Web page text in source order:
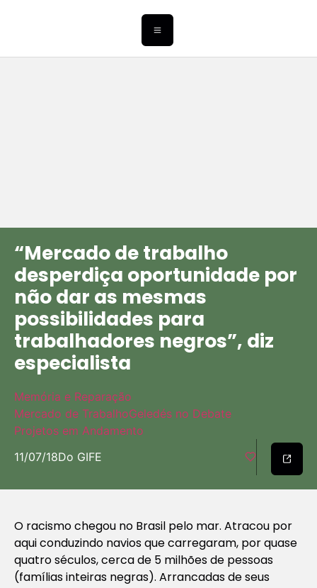
“Mercado de trabalho
desperdiça oportunidade por
não dar as mesmas
possibilidades para
trabalhadores negros”, diz
especialista
Memória e Reparação
Mercado de TrabalhoGeledés no Debate
Projetos em Andamento
11/07/18Do GIFE
O racismo chegou no Brasil pelo mar. Atracou por
aqui conduzindo navios que carregaram, por quase
quatro séculos, cerca de 5 milhões de pessoas
(famílias inteiras negras). Arrancadas de seus